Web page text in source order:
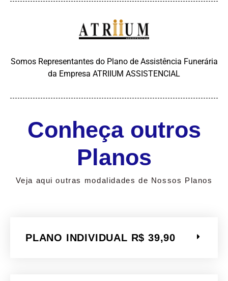
Somos Representantes do Plano de Assistência Funerária
da Empresa ATRIIUM ASSISTENCIAL
Conheça outros
Planos
Veja aqui outras modalidades de Nossos Planos
PLANO INDIVIDUAL R$ 39,90